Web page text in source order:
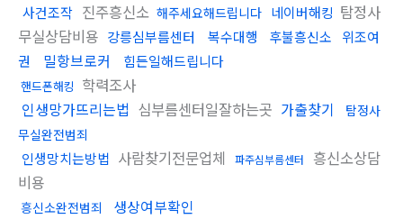
사건조작 진주흥신소 해주세요해드립니다 네이버해킹 탐정사
무실상담비용 강릉심부름센터 복수대행 후불흥신소
위조여
권
밀항브로커 힘든일해드립니다
핸드폰해킹 학력조사
인생망가뜨리는법 심부름센터일잘하는곳 가출찾기
탐정사
무실완전범죄
인생망치는방법 사람찾기전문업체 파주심부름센터
흥신소상담
비용
흥신소완전범죄 생상여부확인